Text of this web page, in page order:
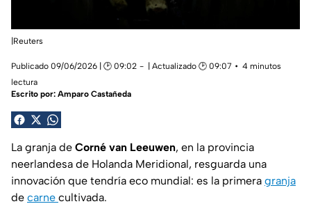
|Reuters
Publicado 09/06/2026 | 🕑 09:02 | Actualizado 🕑 09:07
4 minutos
lectura
Escrito por: Amparo Castañeda
La granja de Corné van Leeuwen, en la provincia
neerlandesa de Holanda Meridional, resguarda una
innovación que tendría eco mundial: es la primera granja
de carne cultivada.